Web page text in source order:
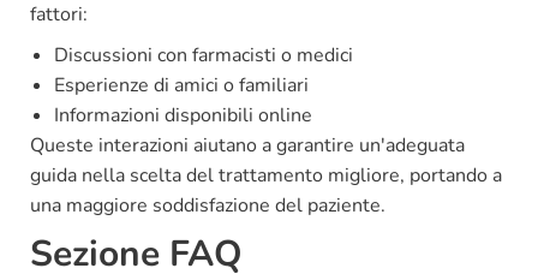
fattori:
Discussioni con farmacisti o medici
Esperienze di amici o familiari
Informazioni disponibili online
Queste interazioni aiutano a garantire un'adeguata
guida nella scelta del trattamento migliore, portando a
una maggiore soddisfazione del paziente.
Sezione FAQ